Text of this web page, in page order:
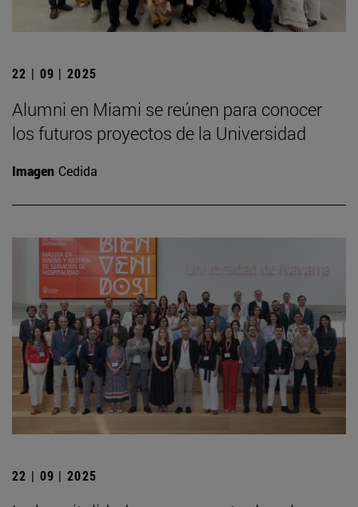
22 | 09 | 2025
Alumni en Miami se reúnen para conocer
los futuros proyectos de la Universidad
Imagen Cedida
22 | 09 | 2025